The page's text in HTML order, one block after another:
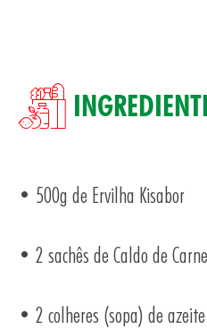
• 500g de Ervilha Kisabor
• 2 sachês de Caldo de
• 2 colheres (sopa) de azeite